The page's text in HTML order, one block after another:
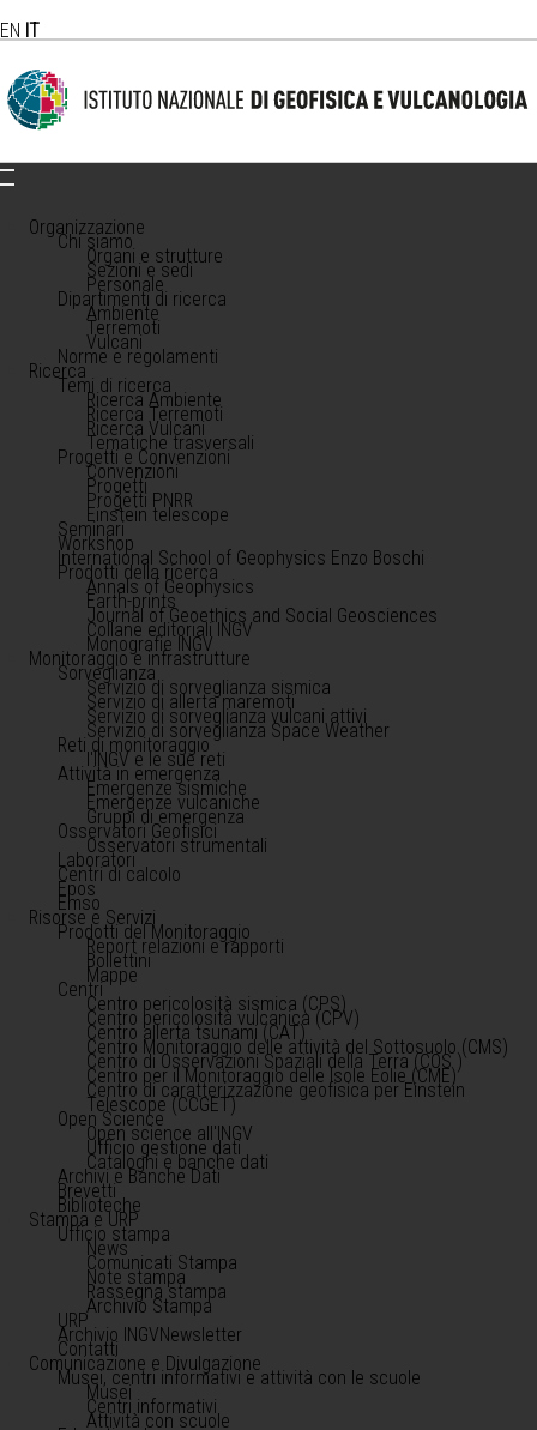
EN IT
Organizzazione
Chi siamo
Organi e strutture
Sezioni e sedi
Personale
Dipartimenti di ricerca
Ambiente
Terremoti
Vulcani
Norme e regolamenti
Ricerca
Temi di ricerca
Ricerca Ambiente
Ricerca Terremoti
Ricerca Vulcani
Tematiche trasversali
Progetti e Convenzioni
Convenzioni
Progetti
Progetti PNRR
Einstein telescope
Seminari
Workshop
International School of Geophysics Enzo Boschi
Prodotti della ricerca
Annals of Geophysics
Earth-prints
Journal of Geoethics and Social Geosciences
Collane editoriali INGV
Monografie INGV
Monitoraggio e infrastrutture
Sorveglianza
Servizio di sorveglianza sismica
Servizio di allerta maremoti
Servizio di sorveglianza vulcani attivi
Servizio di sorveglianza Space Weather
Reti di monitoraggio
l'INGV e le sue reti
Attività in emergenza
Emergenze sismiche
Emergenze vulcaniche
Gruppi di emergenza
Osservatori Geofisici
Osservatori strumentali
Laboratori
Centri di calcolo
Epos
Emso
Risorse e Servizi
Prodotti del Monitoraggio
Report relazioni e rapporti
Bollettini
Mappe
Centri
Centro pericolosità sismica (CPS)
Centro pericolosità vulcanica (CPV)
Centro allerta tsunami (CAT)
Centro Monitoraggio delle attività del Sottosuolo (CMS)
Centro di Osservazioni Spaziali della Terra (COS )
Centro per il Monitoraggio delle Isole Eolie (CME)
Centro di caratterizzazione geofisica per Einstein
Telescope (CCGET)
Open Science
Open science all'INGV
Ufficio gestione dati
Cataloghi e banche dati
Archivi e Banche Dati
Brevetti
Biblioteche
Stampa e URP
Ufficio stampa
News
Comunicati Stampa
Note stampa
Rassegna stampa
Archivio Stampa
URP
Archivio INGVNewsletter
Contatti
Comunicazione e Divulgazione
Musei, centri informativi e attività con le scuole
Musei
Centri informativi
Attività con scuole